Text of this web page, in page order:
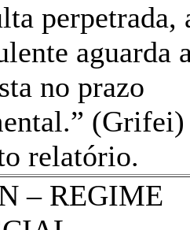
perpetrada,
aguarda
no prazo
(Grifei)
relatório.
– REGIME